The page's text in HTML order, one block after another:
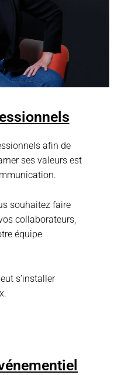
afin de
ses valeurs est
souhaitez faire
collaborateurs,
équipe
s’installer